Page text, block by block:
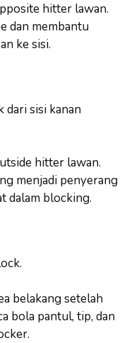
hitter lawan.
dan membantu
ke sisi.
sisi kanan
hitter lawan.
menjadi penyerang
dalam blocking.
belakang setelah
bola pantul, tip, dan